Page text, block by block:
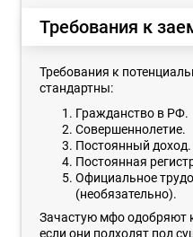
Требования к
Требования к
стандартны:
Гражданство в РФ.
Совершеннолетие.
Постоянный доход.
Постоянная
Официальное
(необязательно).
Зачастую мфо одобряют
если они подходят под